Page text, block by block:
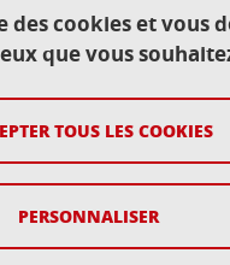
d'Hères—Gières
des cookies et vous
que vous
TOUS LES COOKIES
PERSONNALISER